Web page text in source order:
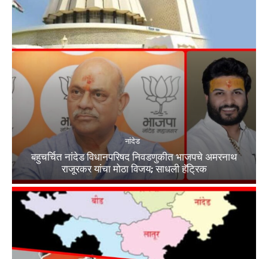
नांदेड
बहुचर्चित नांदेड विधानपरिषद निवडणुकीत भाजपचे अमरनाथ
राजूरकर यांचा मोठा विजय; साधली हॅट्रिक